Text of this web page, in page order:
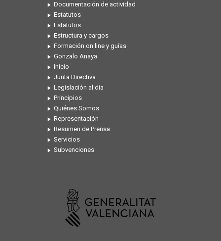
Documentación de actividad
Estatutos
Estatutos
Estructura y cargos
Formación on line y guías
Gonzalo Anaya
Inicio
Junta Directiva
Legislación al dia
Principios
Quiénes Somos
Representación
Resumen de Prensa
Servicios
Subvenciones